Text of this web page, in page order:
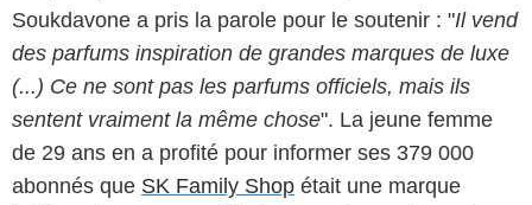
Soukdavone a pris la parole pour le soutenir : "Il vend
des parfums inspiration de grandes marques de luxe
(...) Ce ne sont pas les parfums officiels, mais ils
sentent vraiment la même chose". La jeune femme
de 29 ans en a profité pour informer ses 379 000
abonnés que SK Family Shop était une marque